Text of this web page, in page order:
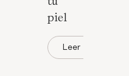
piel
Leer